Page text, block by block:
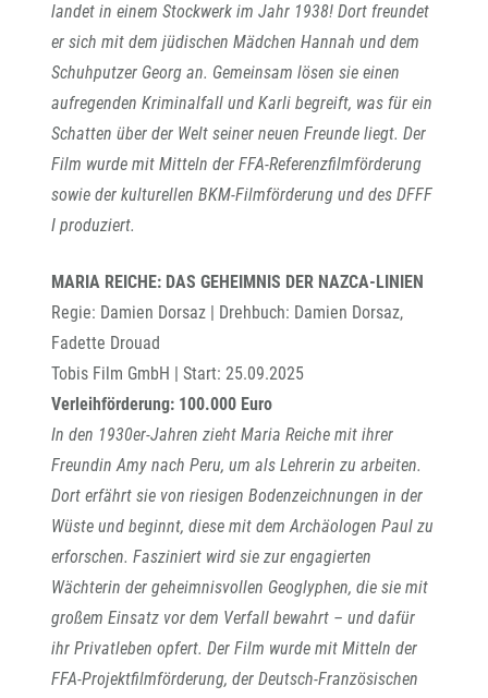
landet in einem Stockwerk im Jahr 1938! Dort freundet
er sich mit dem jüdischen Mädchen Hannah und dem
Schuhputzer Georg an. Gemeinsam lösen sie einen
aufregenden Kriminalfall und Karli begreift, was für ein
Schatten über der Welt seiner neuen Freunde liegt. Der
Film wurde mit Mitteln der FFA-Referenzfilmförderung
sowie der kulturellen BKM-Filmförderung und des DFFF
I produziert.
MARIA REICHE: DAS GEHEIMNIS DER NAZCA-LINIEN
Regie: Damien Dorsaz | Drehbuch: Damien Dorsaz,
Fadette Drouad
Tobis Film GmbH | Start: 25.09.2025
Verleihförderung: 100.000 Euro
In den 1930er-Jahren zieht Maria Reiche mit ihrer
Freundin Amy nach Peru, um als Lehrerin zu arbeiten.
Dort erfährt sie von riesigen Bodenzeichnungen in der
Wüste und beginnt, diese mit dem Archäologen Paul zu
erforschen. Fasziniert wird sie zur engagierten
Wächterin der geheimnisvollen Geoglyphen, die sie mit
großem Einsatz vor dem Verfall bewahrt – und dafür
ihr Privatleben opfert. Der Film wurde mit Mitteln der
FFA-Projektfilmförderung, der Deutsch-Französischen